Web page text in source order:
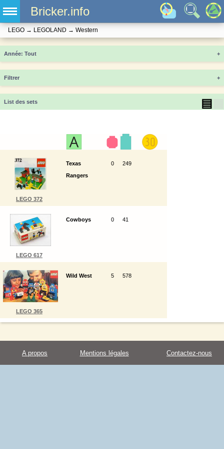
Bricker.info
LEGO → LEGOLAND → Western
Année +
Filtrer +
List des sets ▤
LEGO 372
Texas
Rangers
0 249
LEGO 617
Cowboys 0 41
LEGO 365
Wild West 5 578
A propos Mentions légales Contactez-nous